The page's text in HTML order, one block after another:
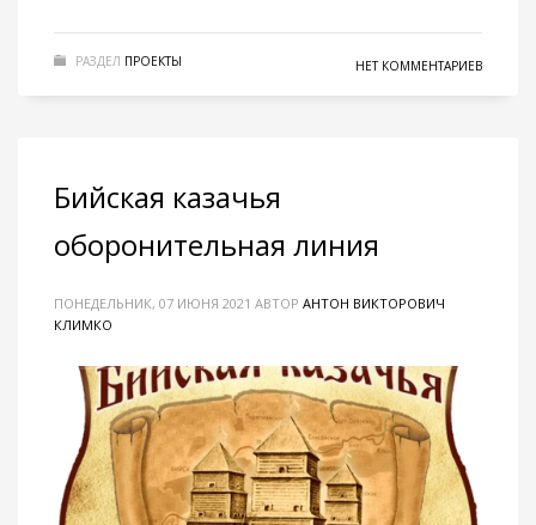
РАЗДЕЛ ПРОЕКТЫ НЕТ КОММЕНТАРИЕВ
Бийская казачья
оборонительная линия
ПОНЕДЕЛЬНИК, 07 ИЮНЯ 2021 АВТОР АНТОН ВИКТОРОВИЧ
КЛИМКО